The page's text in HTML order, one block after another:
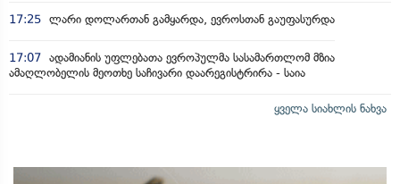
17:25 ლარი დოლართან გამყარდა, ევროსთან გაუფასურდა
17:07 ადამიანის უფლებათა ევროპულმა სასამართლომ მზია
ამაღლობელის მეოთხე საჩივარი დაარეგისტრირა - საია
ყველა სიახლის ნახვა